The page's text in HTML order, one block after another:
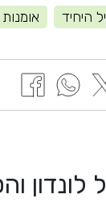
היחיד אומנות
לונדון